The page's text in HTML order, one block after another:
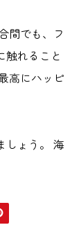
間でも、フ
触れること
高にハッピ
しょう。 海